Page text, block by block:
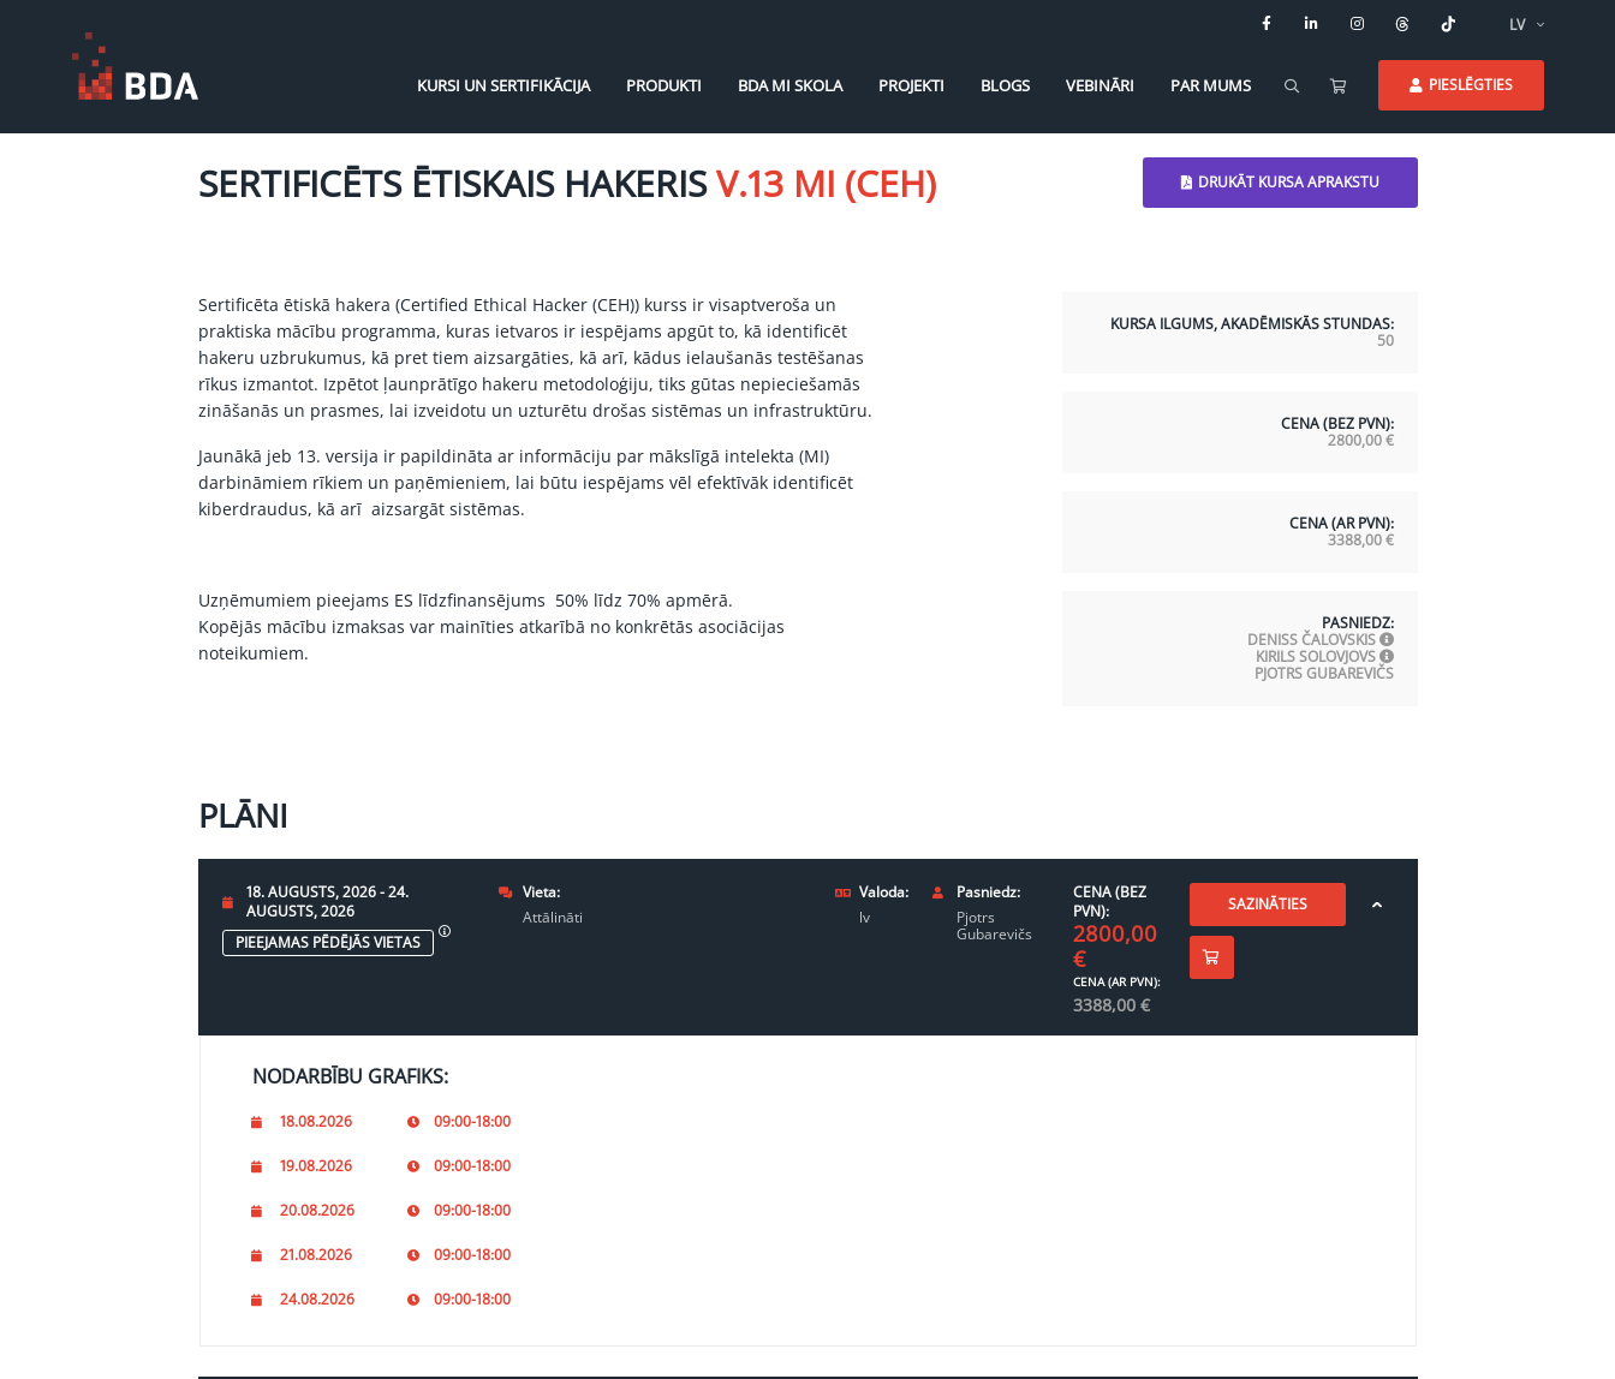
LV
KURSI UN SERTIFIKĀCIJA PRODUKTI BDA MI SKOLA PROJEKTI BLOGS VEBINĀRI PAR MUMS PIESLĒGTIES
SERTIFICĒTS ĒTISKAIS HAKERISV.13 MI (CEH) DRUKĀT KURSA APRAKSTU
Sertificēta ētiskā hakera (Certified Ethical Hacker (CEH)) kurss ir visaptveroša un
praktiska mācību programma, kuras ietvaros ir iespējams apgūt to, kā identificēt
hakeru uzbrukumus, kā pret tiem aizsargāties, kā arī, kādus ielaušanās testēšanas
rīkus izmantot. Izpētot ļaunprātīgo hakeru metodoloģiju, tiks gūtas nepieciešamās
zināšanās un prasmes, lai izveidotu un uzturētu drošas sistēmas un infrastruktūru.
Jaunākā jeb 13. versija ir papildināta ar informāciju par mākslīgā intelekta (MI)
darbināmiem rīkiem un paņēmieniem, lai būtu iespējams vēl efektīvāk identificēt
kiberdraudus, kā arī aizsargāt sistēmas.
Uzņēmumiem pieejams ES līdzfinansējums 50% līdz 70% apmērā.
Kopējās mācību izmaksas var mainīties atkarībā no konkrētās asociācijas
noteikumiem.
KURSA ILGUMS, AKADĒMISKĀS STUNDAS:
50
CENA (BEZ PVN):
2800,00€
CENA (AR PVN):
3388,00€
PASNIEDZ:
DENISS ČALOVSKIS
KIRILS SOLOVJOVS
PJOTRS GUBAREVIČS
PLĀNI
18. AUGUSTS, 2026 - 24.
AUGUSTS, 2026
PIEEJAMAS PĒDĒJĀS VIETAS
Vieta:
Attālināti
Valoda:
lv
Pasniedz:
Pjotrs
Gubarevičs
CENA (BEZ
PVN):
2800,00
€
CENA (AR PVN):
3388,00 €
SAZINĀTIES
NODARBĪBU GRAFIKS:
18.08.2026 09:00-18:00
19.08.2026 09:00-18:00
20.08.2026 09:00-18:00
21.08.2026 09:00-18:00
24.08.2026 09:00-18:00